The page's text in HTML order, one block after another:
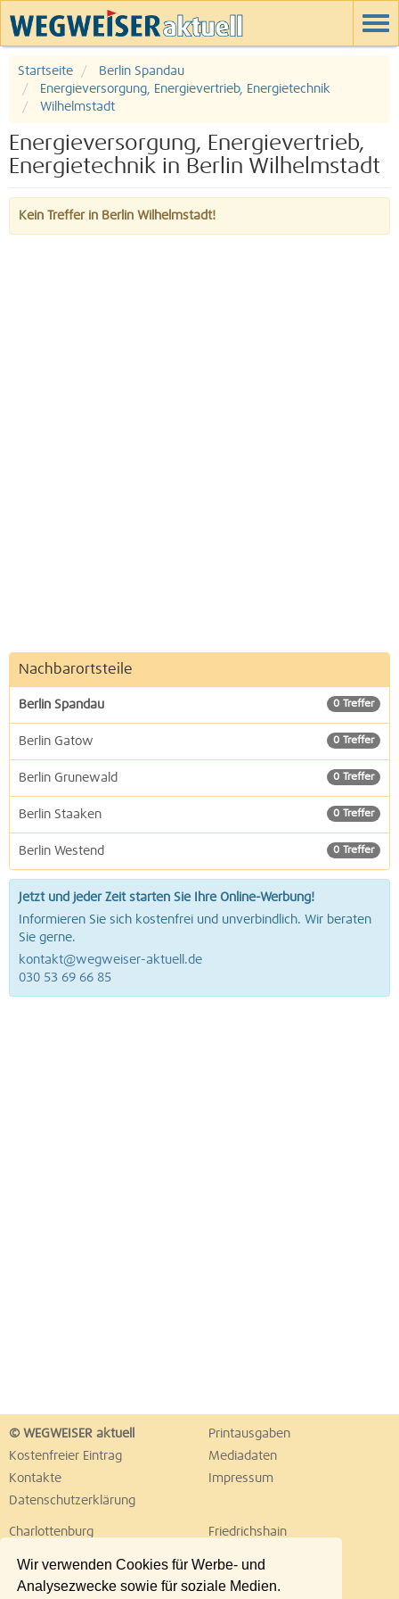
Wir verwenden Cookies für Werbe- und
Analysezwecke sowie für soziale Medien.
Startseite
Berlin Spandau
Energieversorgung, Energievertrieb, Energietechnik
Wilhelmstadt
Energieversorgung, Energievertrieb,
Energietechnik in Berlin Wilhelmstadt
Kein Treffer in Berlin Wilhelmstadt!
Nachbarortsteile
0 Treffer
Berlin Spandau
0 Treffer
Berlin Gatow
0 Treffer
Berlin Grunewald
0 Treffer
Berlin Staaken
0 Treffer
Berlin Westend
Jetzt und jeder Zeit starten Sie Ihre Online-Werbung!
Informieren Sie sich kostenfrei und unverbindlich. Wir beraten
Sie gerne.
kontakt@wegweiser-aktuell.de
030 53 69 66 85
© WEGWEISER aktuell
Printausgaben
Kostenfreier Eintrag
Mediadaten
Kontakte
Impressum
Datenschutzerklärung
Charlottenburg
Friedrichshain